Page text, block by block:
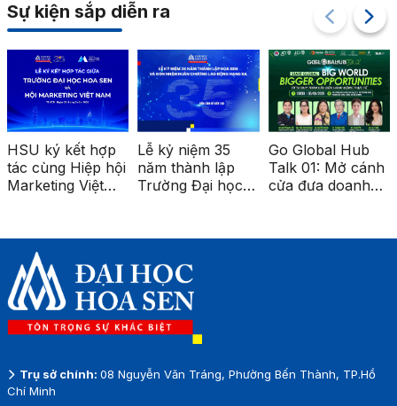
Sự kiện sắp diễn ra
HSU ký kết hợp
tác cùng Hiệp hội
Marketing Việt
phát triển nghề
nghiệp
Lễ kỷ niệm 35
năm thành lập
Trường Đại học
Go Global Hub
Talk 01: Mở cánh
cửa đưa doanh
Trụ sở chính: 08 Nguyễn Văn Tráng, Phường Bến Thành, TP.Hồ
Chí Minh